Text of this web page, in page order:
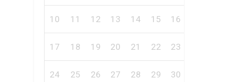
10 11 12 13 14 15 16
17 18 19 20 21 22 23
24 25 26 27 28 29 30